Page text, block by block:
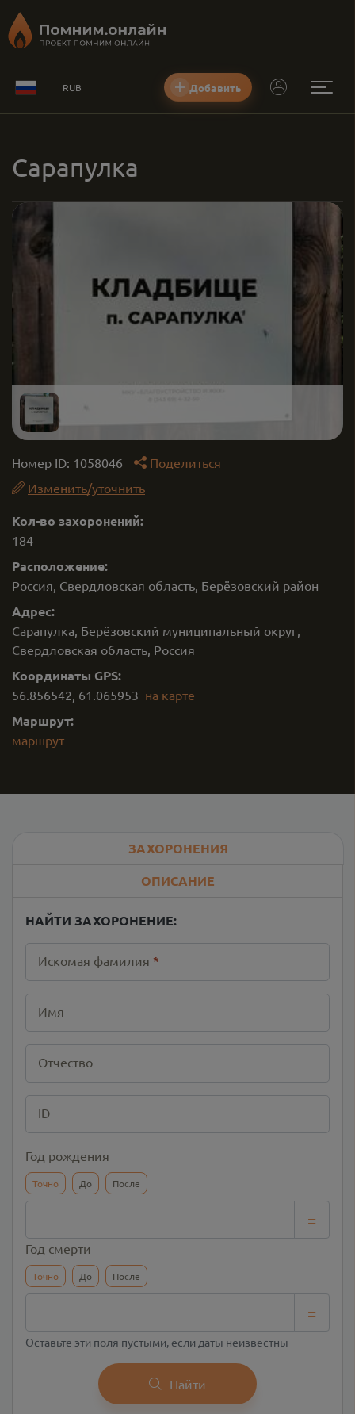
RUB Добавить
Сарапулка
Номер ID: 1058046
Поделиться
Изменить/уточнить
Кол-во захоронений:
184
Расположение:
Россия, Свердловская область, Берёзовский район
Адрес:
Сарапулка, Берёзовский муниципальный округ,
Свердловская область, Россия
Координаты GPS:
56.856542, 61.065953 на карте
Маршрут:
маршрут
ЗАХОРОНЕНИЯ
ОПИСАНИЕ
НАЙТИ ЗАХОРОНЕНИЕ:
Искомая фамилия *
Имя
Отчество
ID
Год рождения
Точно До После
=
Год смерти
Точно До После
=
Оставьте эти поля пустыми, если даты неизвестны
Найти